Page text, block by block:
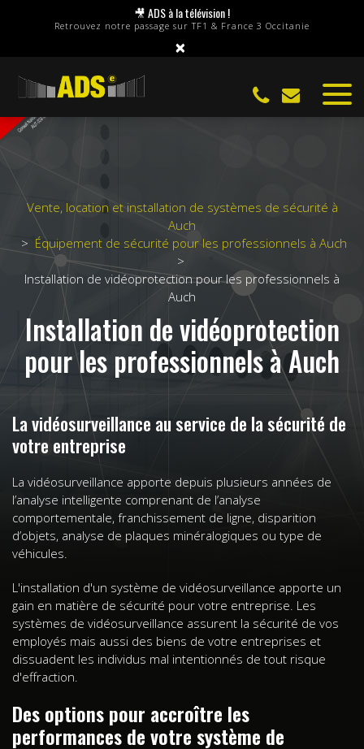
🎥 ADS à la télévision !
Retrouvez notre passage sur TF1 & France 3 Occitanie
×
Vente, location et installation de systèmes de sécurité à
Auch
Équipement de sécurité pour les professionnels à Auch
Installation de vidéoprotection pour les professionnels à
Auch
Installation de vidéoprotection
pour les professionnels à Auch
La vidéosurveillance au service de la sécurité de
votre entreprise
La vidéosurveillance apporte depuis plusieurs années de
l’analyse intelligente comprenant de l’analyse
comportementale, franchissement de ligne, disparition
d’objets, analyse de plaques minéralogiques ou type de
véhicules.
L'installation d'un système de vidéosurveillance apporte un
gain en matière de sécurité pour votre entreprise. Les
systèmes de vidéosurveillance assurent la sécurité de vos
employés mais aussi des biens de votre entreprises et
dissuadent les individus mal intentionnés de tout risque
d'effraction.
Des options pour accroître les
performances de votre système de
Panneau de gestion des cookies